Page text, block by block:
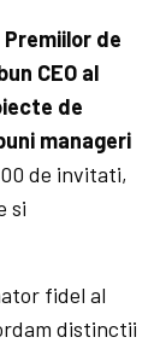
Premiilor de
CEO al
de
manageri
de invitati,
si
fidel al
distinctii